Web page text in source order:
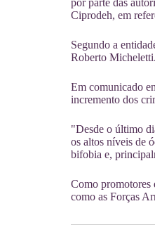
por parte das
Ciprodeh, em
Segundo a
Roberto
Em comunicado
incremento dos
"Desde o último
os altos níveis de
bifobia e,
Como promotores
como as Forças